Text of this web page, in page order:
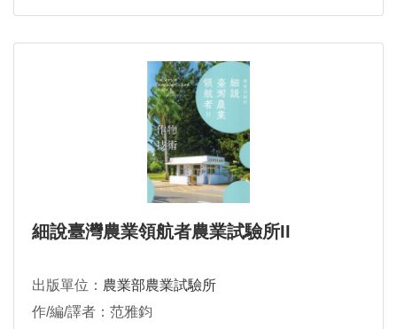
細說臺灣農業領航者農業試驗所II
出版單位： 農業部農業試驗所
作/編/譯者：范雅鈞